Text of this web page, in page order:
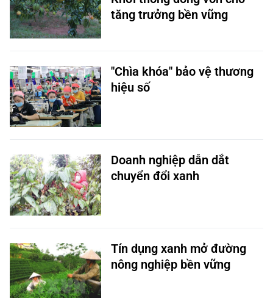
tăng trưởng bền vững
"Chìa khóa" bảo vệ thương
hiệu số
Doanh nghiệp dẫn dắt
chuyển đổi xanh
Tín dụng xanh mở đường
nông nghiệp bền vững